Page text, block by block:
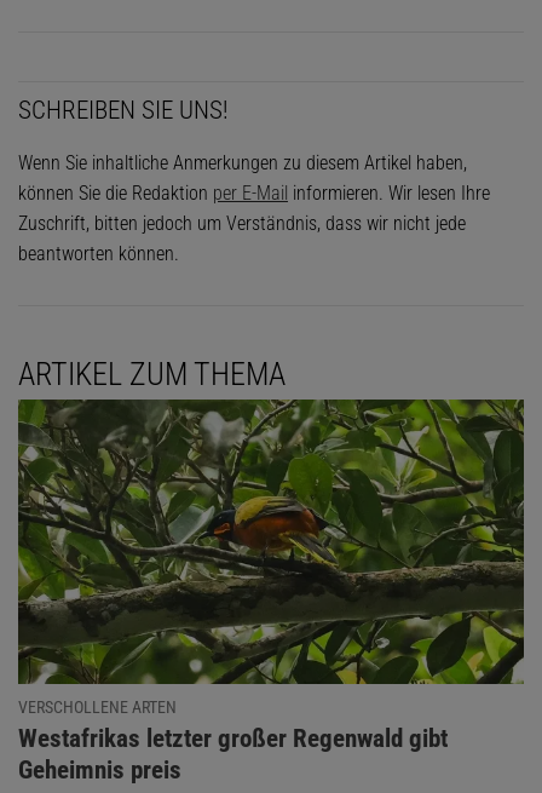
SCHREIBEN SIE UNS!
Wenn Sie inhaltliche Anmerkungen zu diesem Artikel haben,
können Sie die Redaktion per E-Mail informieren. Wir lesen Ihre
Zuschrift, bitten jedoch um Verständnis, dass wir nicht jede
beantworten können.
ARTIKEL ZUM THEMA
VERSCHOLLENE ARTEN
:
Westafrikas letzter großer Regenwald gibt
Geheimnis preis